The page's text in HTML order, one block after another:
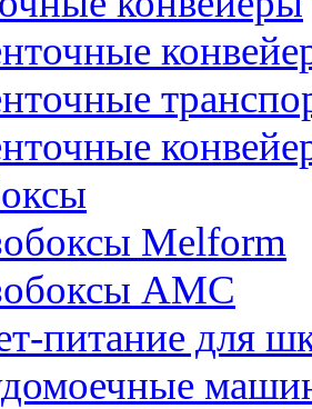
Melform
AMC
питание для